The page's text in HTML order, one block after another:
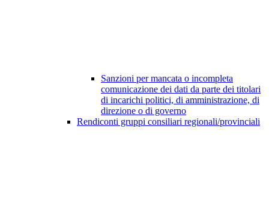
Sanzioni per mancata o incompleta
comunicazione dei dati da parte dei titolari
di incarichi politici, di amministrazione, di
direzione o di governo
Rendiconti gruppi consiliari regionali/provinciali